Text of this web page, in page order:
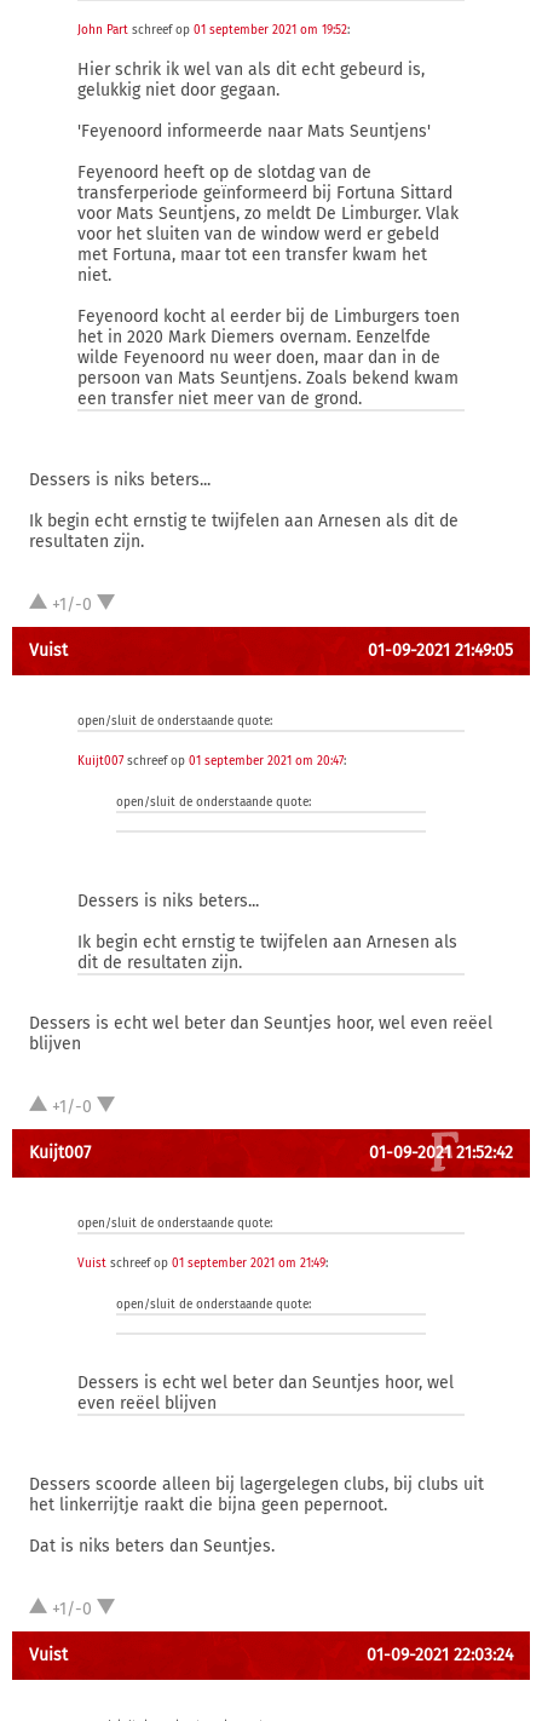
John Part schreef op 01 september 2021 om 19:52:
Hier schrik ik wel van als dit echt gebeurd is,
gelukkig niet door gegaan.
'Feyenoord informeerde naar Mats Seuntjens'
Feyenoord heeft op de slotdag van de
transferperiode geïnformeerd bij Fortuna Sittard
voor Mats Seuntjens, zo meldt De Limburger. Vlak
voor het sluiten van de window werd er gebeld
met Fortuna, maar tot een transfer kwam het
niet.
Feyenoord kocht al eerder bij de Limburgers toen
het in 2020 Mark Diemers overnam. Eenzelfde
wilde Feyenoord nu weer doen, maar dan in de
persoon van Mats Seuntjens. Zoals bekend kwam
een transfer niet meer van de grond.
Dessers is niks beters...
Ik begin echt ernstig te twijfelen aan Arnesen als dit de
resultaten zijn.
+1/-0
Vuist 01-09-2021 21:49:05
open/sluit de onderstaande quote:
Kuijt007schreef op 01 september 2021 om 20:47:
open/sluit de onderstaande quote:
Dessers is niks beters...
Ik begin echt ernstig te twijfelen aan Arnesen als
dit de resultaten zijn.
Dessers is echt wel beter dan Seuntjes hoor, wel even reëel
blijven
+1/-0
Kuijt007 01-09-2021 21:52:42
open/sluit de onderstaande quote:
Vuist schreef op 01 september 2021 om 21:49:
open/sluit de onderstaande quote:
Dessers is echt wel beter dan Seuntjes hoor, wel
even reëel blijven
Dessers scoorde alleen bij lagergelegen clubs, bij clubs uit
het linkerrijtje raakt die bijna geen pepernoot.
Dat is niks beters dan Seuntjes.
+1/-0
Vuist 01-09-2021 22:03:24